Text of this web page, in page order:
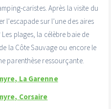
caristes. Après la visite du
sur l’une des aires
Les plages, la célèbre baie de
la Côte Sauvage ou encore le
parenthèse ressourçante.
La Garenne
Corsaire